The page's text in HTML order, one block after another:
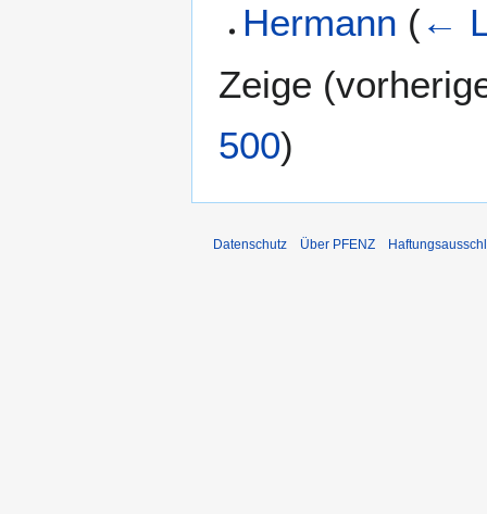
Hermann (←
Zeige (
500)
Datenschutz Über PFENZ